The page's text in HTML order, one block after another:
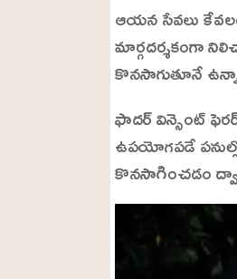
ఆయన సేవలు
మార్గదర్శకంగా
కొనసాగుతూనే
ఫాదర్ విన్సెంట్
ఉపయోగపడే
కొనసాగించడం